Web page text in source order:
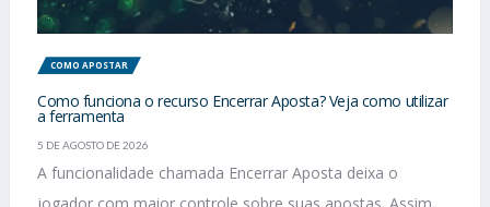
COMO APOSTAR
Como funciona o recurso Encerrar Aposta? Veja como utilizar
a ferramenta
5 DE AGOSTO DE 2026
A funcionalidade chamada Encerrar Aposta deixa o